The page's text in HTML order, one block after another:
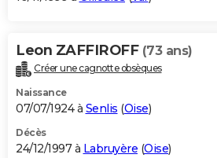
Leon ZAFFIROFF (73 ans)
Créer une cagnotte obsèques
Naissance
07/07/1924 à Senlis (Oise)
Décès
24/12/1997 à Labruyère (Oise)